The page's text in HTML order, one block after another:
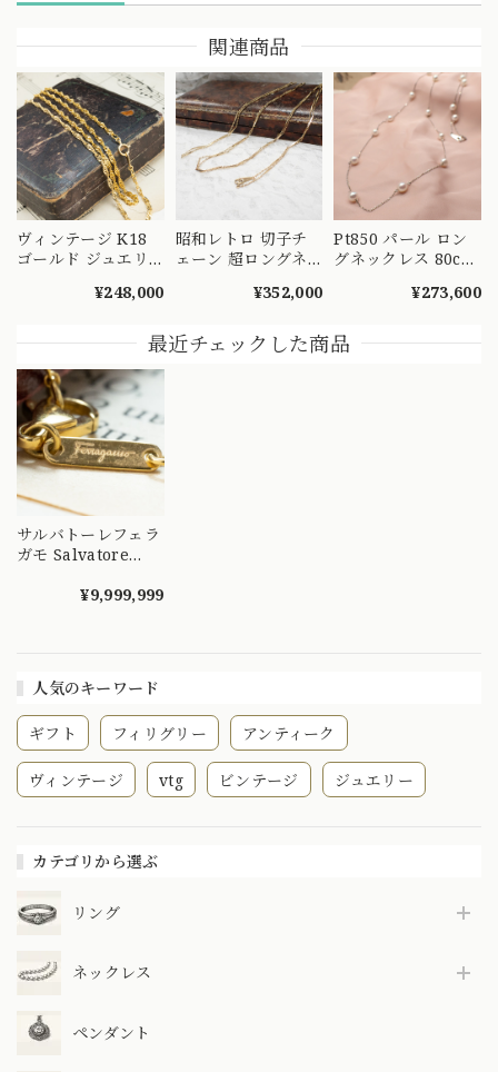
人気のキーワード
ギフト フィリグリー アンティーク
ヴィンテージ vtg ビンテージ ジュエリー
カテゴリから選ぶ
リング
ネックレス
ペンダント
関連商品
ヴィンテージ K18
ゴールド ジュエリ
イン ロング チェー
MON00321 S
¥248,000
昭和レトロ 切子チ
ェーン 超ロングネ
ンテージ 昭和ジュ
S
¥352,000
Pt850 パール ロン
グネックレス 80cm
ネックレス プラチ
れる、光の連なり～
MN00261
¥273,600
最近チェックした商品
サルバトーレフェラ
ガモ Salvatore
in Italy K18 750 ヴ
¥9,999,999